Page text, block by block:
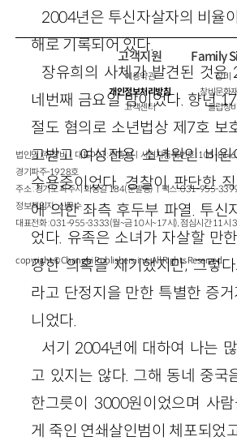
2004년은 투신자살자의 비율
해로 기록되어 있다.
장유희의 사체가 발견된 것은
네번째 금요일 밤이었다. 향년
절도 혐의로 소년법상 제7호 보
고받고 여성전용 소년원인 비
수용중이었다. 경찰이 판단한
에 의한 좌측 후두부 파열. 투신
었다. 유족은 소녀가 자살할 만
강한 의혹을 제기했지만, 그렇
라고 단정지을 만한 특별한 증
니었다.
서기 2004년에 대하여 나는
고 있지는 않다. 그해 동네 중국
한그릇이 3000원이었으며 사
게 죽인 연쇄살인범이 체포되었
고객지원
이용약관
개인정보처리방침
고객센터
Family
창비
창비문화
클럽창
법인명 : ㈜창비ㅣ대표이사 : 염종선ㅣ사업자등록번호 : 105-
경기파주-1928호
주소 : 경기도 파주시 회동길 184(문발동)ㅣ팩스 : 031-955-
정보책임자 : 신문수
대표전화 : 031-955-3333(월~금 10시~17시), 점심시간 11시
copyright © Changbi Publishers, inc. All Rights Reserved.